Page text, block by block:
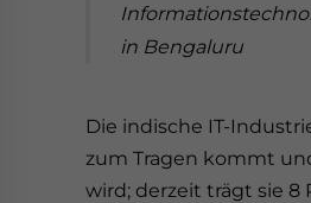
in Bengaluru
Die indische IT-
zum Tragen kommt
wird; derzeit trägt sie